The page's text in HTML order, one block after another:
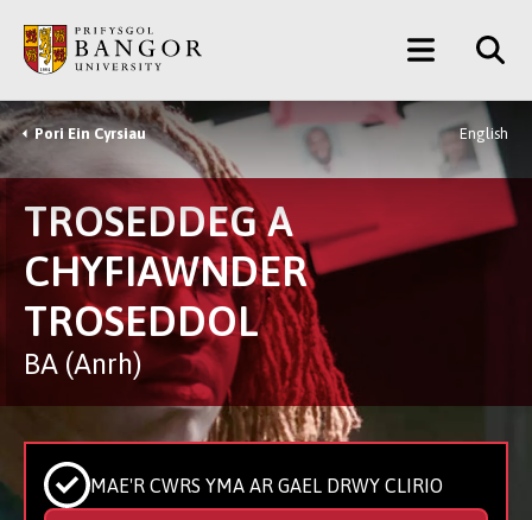
Prif
Gynnwys
Main
Menu
Breadcrumb
Pori Ein Cyrsiau English
TROSEDDEG A
CHYFIAWNDER
TROSEDDOL
BA (Anrh)
MAE'R CWRS YMA AR GAEL DRWY CLIRIO